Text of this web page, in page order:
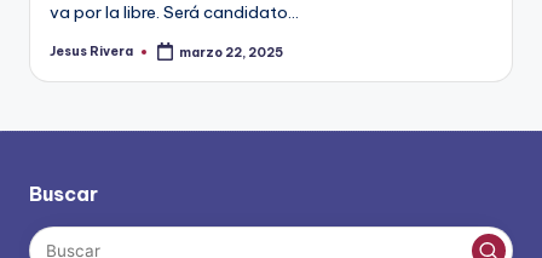
va por la libre. Será candidato…
Publicado
Jesus Rivera marzo 22, 2025
Buscar